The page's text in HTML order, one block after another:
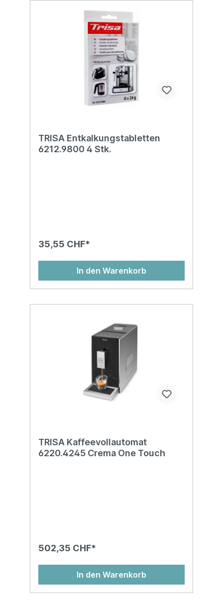
TRISA Entkalkungstabletten
6212.9800 4 Stk.
35,55 CHF*
In den Warenkorb
TRISA Kaffeevollautomat
6220.4245 Crema One Touch
502,35 CHF*
In den Warenkorb